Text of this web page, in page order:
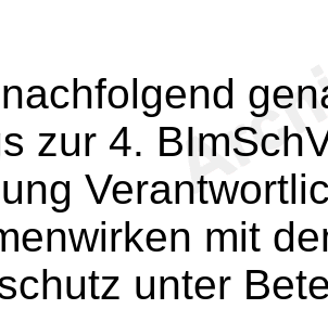
zur 4.
mit
unter